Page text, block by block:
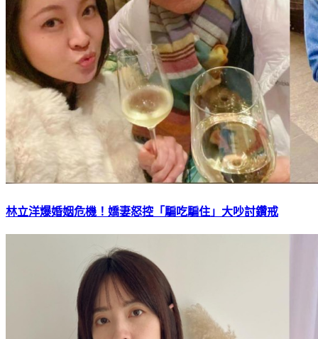
林立洋爆婚姻危機！嬌妻怒控「騙吃騙住」大吵討鑽戒